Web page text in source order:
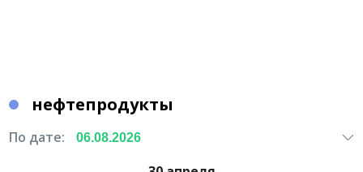
нефтепродукты
По дате: